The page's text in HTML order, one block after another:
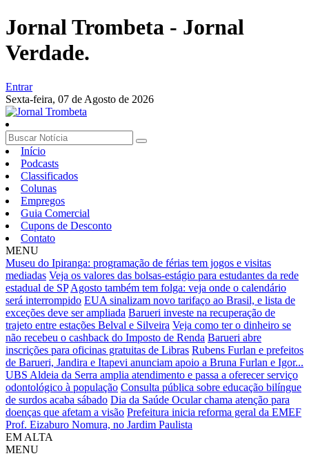
Jornal Trombeta - Jornal
Verdade.
Entrar
Sexta-feira, 07 de Agosto de 2026
Início
Podcasts
Classificados
Colunas
Empregos
Guia Comercial
Cupons de Desconto
Contato
MENU
Museu do Ipiranga: programação de férias tem jogos e visitas
mediadas Veja os valores das bolsas-estágio para estudantes da rede
estadual de SP Agosto também tem folga: veja onde o calendário
será interrompido EUA sinalizam novo tarifaço ao Brasil, e lista de
exceções deve ser ampliada Barueri investe na recuperação de
trajeto entre estações Belval e Silveira Veja como ter o dinheiro se
não recebeu o cashback do Imposto de Renda Barueri abre
inscrições para oficinas gratuitas de Libras Rubens Furlan e prefeitos
de Barueri, Jandira e Itapevi anunciam apoio a Bruna Furlan e Igor...
UBS Aldeia da Serra amplia atendimento e passa a oferecer serviço
odontológico à população Consulta pública sobre educação bilíngue
de surdos acaba sábado Dia da Saúde Ocular chama atenção para
doenças que afetam a visão Prefeitura inicia reforma geral da EMEF
Prof. Eizaburo Nomura, no Jardim Paulista
EM ALTA
MENU